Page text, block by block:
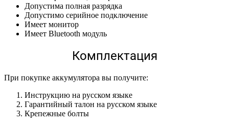
Допустима полная разрядка
Допустимо серийное подключение
Имеет монитор
Имеет Bluetooth модуль
Комплектация
При покупке аккумулятора вы получите:
Инструкцию на русском языке
Гарантийный талон на русском языке
Крепежные болты